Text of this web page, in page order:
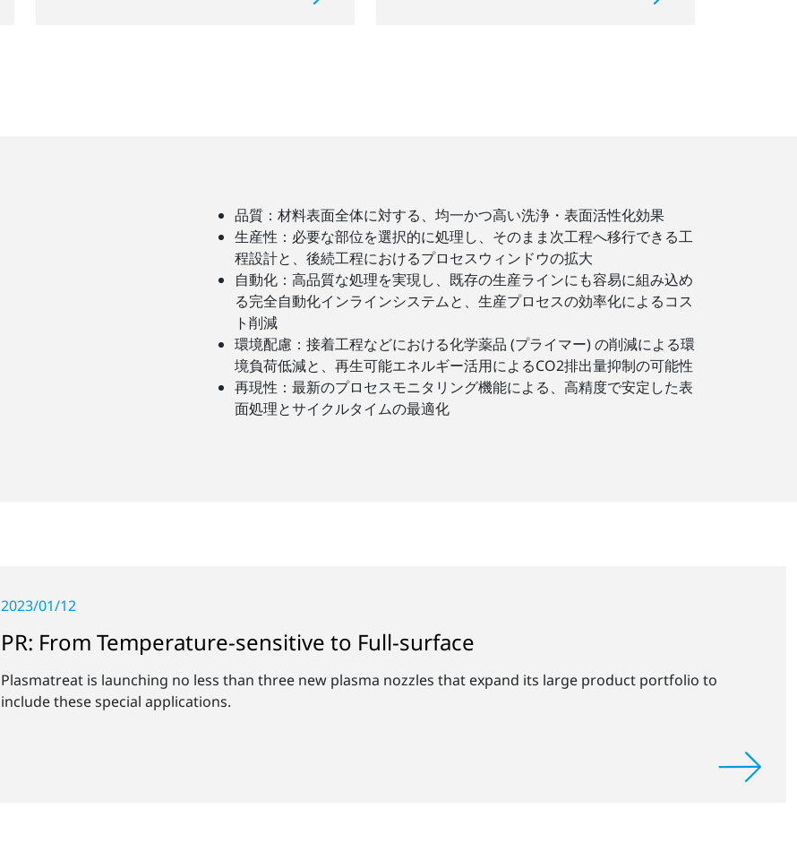
品質：材料表面全体に対する、均一かつ高い洗浄・表面活性化効果
生産性：必要な部位を選択的に処理し、そのまま次工程へ移行できる工
程設計と、後続工程におけるプロセスウィンドウの拡大
自動化：高品質な処理を実現し、既存の生産ラインにも容易に組み込め
る完全自動化インラインシステムと、生産プロセスの効率化によるコス
ト削減
環境配慮：接着工程などにおける化学薬品 (プライマー) の削減による環
境負荷低減と、再生可能エネルギー活用によるCO2排出量抑制の可能性
再現性：最新のプロセスモニタリング機能による、高精度で安定した表
面処理とサイクルタイムの最適化
2023/01/12
PR: From Temperature-sensitive to Full-surface
Plasmatreat is launching no less than three new plasma nozzles that expand its large product portfolio to
include these special applications.